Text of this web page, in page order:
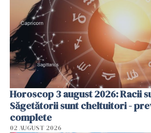
Horoscop 3 august 2026: Racii
Săgetătorii sunt cheltuitori -
complete
02 AUGUST 2026